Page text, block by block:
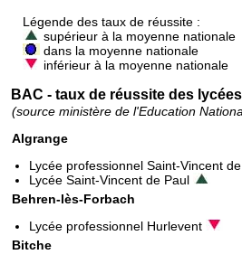
Légende des taux de réussite :
supérieur à la moyenne nationale
dans la moyenne nationale
inférieur à la moyenne nationale
BAC - taux de réussite des
(source ministère de l'Education
Algrange
Lycée professionnel Saint-Vincent
Lycée Saint-Vincent de Paul
Behren-lès-Forbach
Lycée professionnel Hurlevent
Bitche